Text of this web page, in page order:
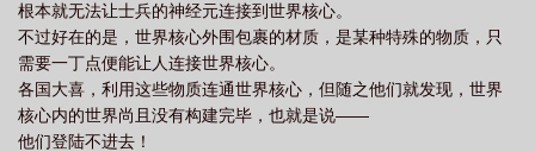
根本就无法让士兵的神经元连接到世界核心。
不过好在的是，世界核心外围包裹的材质，是某种特殊的物质，只
需要一丁点便能让人连接世界核心。
各国大喜，利用这些物质连通世界核心，但随之他们就发现，世界
核心内的世界尚且没有构建完毕，也就是说——
他们登陆不进去！